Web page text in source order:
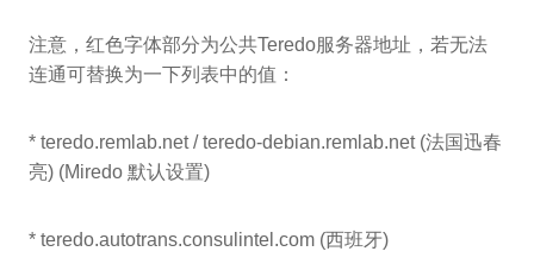
注意，红色字体部分为公共Teredo服务器地址，若无法
连通可替换为一下列表中的值：
* teredo.remlab.net / teredo-debian.remlab.net (法国迅春
亮) (Miredo 默认设置)
* teredo.autotrans.consulintel.com (西班牙)